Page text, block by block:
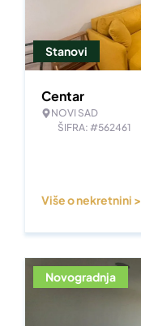
Stanovi
Centar
NOVI SAD
ŠIFRA: #562461
Više o nekretnini >
Novogradnja